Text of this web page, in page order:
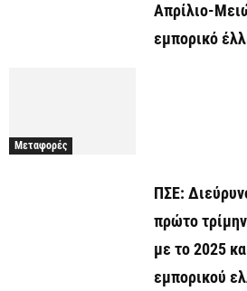
Απρίλιο-
εμπορικό
Μεταφορές
ΠΣΕ:
πρώτο
με το 2025
εμπορικού